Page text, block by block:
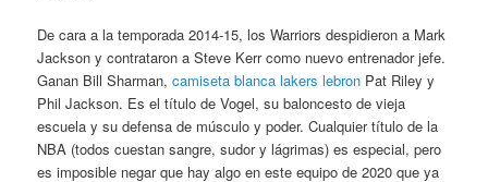
De cara a la temporada 2014-15, los Warriors despidieron a Mark
Jackson y contrataron a Steve Kerr como nuevo entrenador jefe.
Ganan Bill Sharman,camiseta blanca lakers lebron Pat Riley y
Phil Jackson. Es el título de Vogel, su baloncesto de vieja
escuela y su defensa de músculo y poder. Cualquier título de la
NBA (todos cuestan sangre, sudor y lágrimas) es especial, pero
es imposible negar que hay algo en este equipo de 2020 que ya